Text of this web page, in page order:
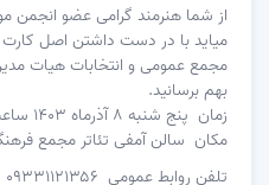
از شما هنرمند گرامی عضو انجمن
میاید با در دست داشتن اصل
مجمع عمومی و انتخابات هیات
بهم برسانید.
زمان پنج شنبه ۸ آذرماه ۱۴۰۳ ساعت ۱۰ صبح
مکان سالن آمفی تئاتر مجمع
تلفن روابط عمومی ۰۹۳۳۱۱۲۱۳۵۶